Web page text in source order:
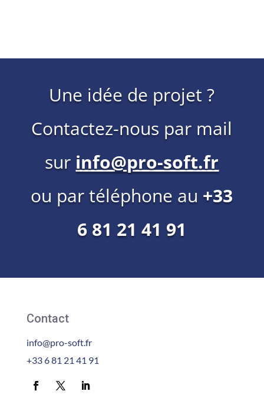
Une idée de projet ?
Contactez-nous par mail
sur info@pro-soft.fr
ou par téléphone au +33
6 81 21 41 91
Contact
info@pro-soft.fr
+33 6 81 21 41 91